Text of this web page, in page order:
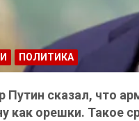
ПОЛИТИКА
Путин сказал, что
как орешки. Такое